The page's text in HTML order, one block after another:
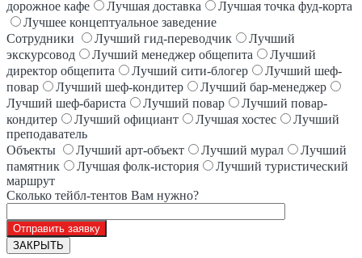
дорожное кафе
Лучшая доставка
Лучшая точка фуд-корта
Лучшее концептуальное заведение
Сотрудники
Лучший гид-переводчик
Лучший
экскурсовод
Лучший менеджер общепита
Лучший
директор общепита
Лучший сити-блогер
Лучший шеф-
повар
Лучший шеф-кондитер
Лучший бар-менеджер
Лучший шеф-бариста
Лучший повар
Лучший повар-
кондитер
Лучший официант Лучшая хостес
Лучший
преподаватель
Объекты
Лучший арт-объект Лучший мурал
Лучший
памятник
Лучшая фолк-история
Лучший туристический
маршрут
Сколько тейбл-тентов Вам нужно?
ЗАКРЫТЬ